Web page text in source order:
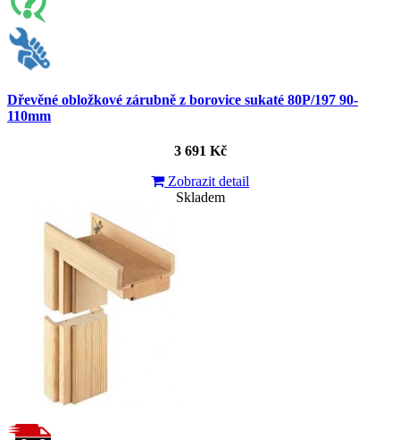
Dřevěné obložkové zárubně z borovice sukaté 80P/197 90-
110mm
3 691 Kč
Zobrazit detail
Skladem